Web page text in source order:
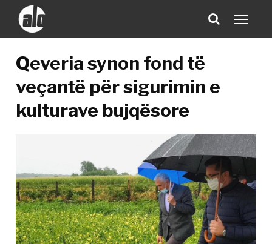
Qeveria synon fond të
veçantë për sigurimin e
kulturave bujqësore